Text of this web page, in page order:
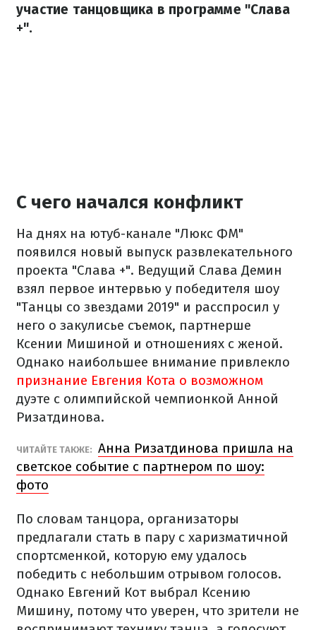
участие танцовщика в программе "Слава
+".
С чего начался конфликт
На днях на ютуб-канале "Люкс ФМ"
появился новый выпуск развлекательного
проекта "Слава +". Ведущий Слава Демин
взял первое интервью у победителя шоу
"Танцы со звездами 2019" и расспросил у
него о закулисье съемок, партнерше
Ксении Мишиной и отношениях с женой.
Однако наибольшее внимание привлекло
признание Евгения Кота о возможном
дуэте с олимпийской чемпионкой Анной
Ризатдинова.
ЧИТАЙТЕ ТАКЖЕ: Анна Ризатдинова пришла на
светское событие с партнером по шоу:
фото
По словам танцора, организаторы
предлагали стать в пару с харизматичной
спортсменкой, которую ему удалось
победить с небольшим отрывом голосов.
Однако Евгений Кот выбрал Ксению
Мишину, потому что уверен, что зрители не